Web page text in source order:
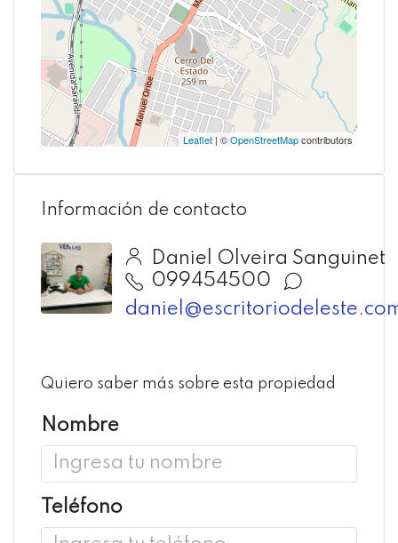
Leaflet | ©OpenStreetMapcontributors
Información de contacto
Daniel Olveira Sanguinet
099454500
Quiero saber más sobre esta propiedad
Nombre
Teléfono